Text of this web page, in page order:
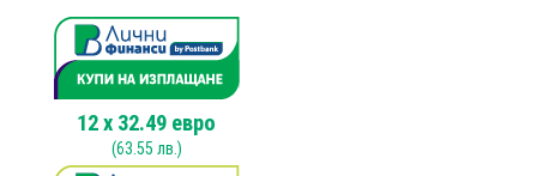
18V
12x 32.49 евро
(63.55 лв.)